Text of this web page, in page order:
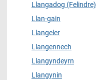
Llangadog (Felindre)
Llan-gain
Llangeler
Llangennech
Llangyndeyrn
Llangynin